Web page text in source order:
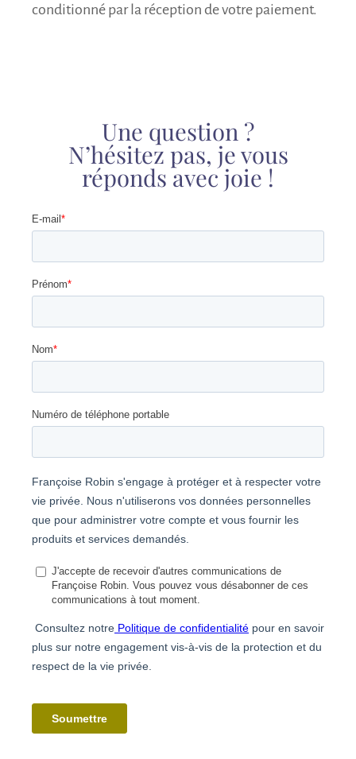
conditionné par la réception de votre paiement.
Une question ?
N’hésitez pas, je vous
réponds avec joie !